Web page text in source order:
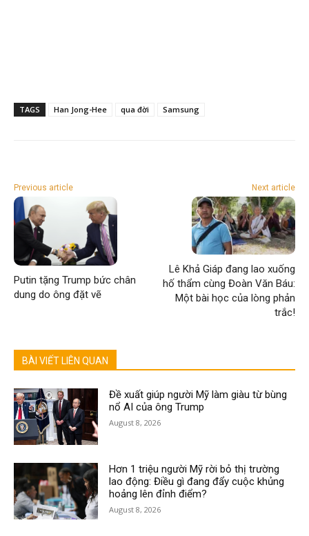
TAGS Han Jong-Hee qua đời Samsung
Previous article
Putin tặng Trump bức chân
dung do ông đặt vẽ
Next article
Lê Khả Giáp đang lao xuống
hố thẩm cùng Đoàn Văn Báu:
Một bài học của lòng phản
trắc!
BÀI VIẾT LIÊN QUAN
Đề xuất giúp người Mỹ làm giàu từ bùng
nổ AI của ông Trump
August 8, 2026
Hơn 1 triệu người Mỹ rời bỏ thị trường
lao động: Điều gì đang đẩy cuộc khủng
hoảng lên đỉnh điểm?
August 8, 2026